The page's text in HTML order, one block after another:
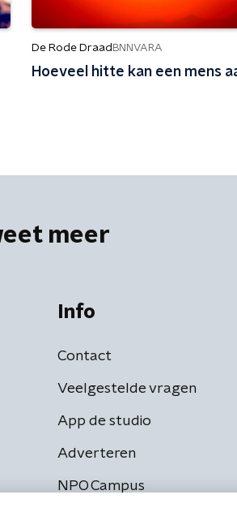
De Rode Draad BNNVARA
Hoeveel hitte kan een mens
meer
Info
Contact
Veelgestelde vragen
App de studio
Adverteren
NPO Campus